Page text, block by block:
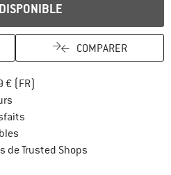
COMPARER
€ (FR)
de Trusted Shops